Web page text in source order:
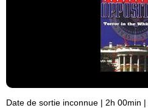
Date de sortie inconnue | 2h 00min |